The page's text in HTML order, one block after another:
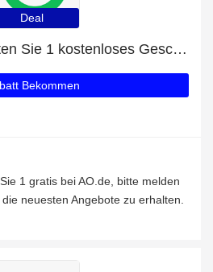
Deal
Kaufen Sie 1 Erhalten Sie 1 kostenloses Geschenk auf ausgewählte Artikel
Bekommen
1 gratis bei AO.de, bitte melden
neuesten Angebote zu erhalten.